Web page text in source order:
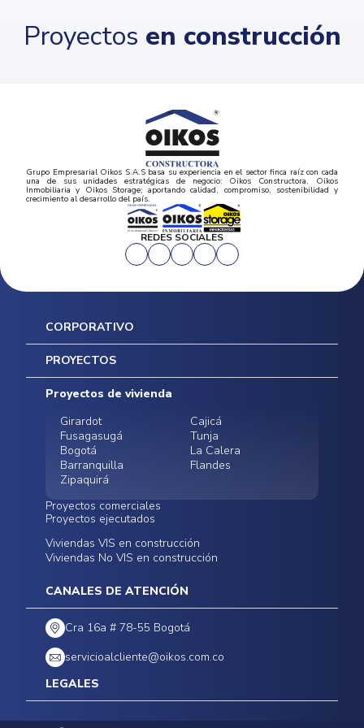
Proyectos en construcción
Grupo Empresarial Oikos S.A.S basa su experiencia en el sector finca raíz con cada
una de sus unidades estratégicas de negocio: Oikos Constructora, Oikos
Inmobiliaria y Oikos Storage; aportando calidad, compromiso, sostenibilidad y
crecimiento al desarrollo del país.
REDES SOCIALES
CORPORATIVO
Inicio
Mapa del sitio
Postventas
Contratación Directa
Noticias
PROYECTOS
Proyectos de vivienda
Girardot
Cajicá
Fusagasugá
Tunja
Bogotá
La Calera
Barranquilla
Flandes
Zipaquirá
Proyectos comerciales
Funza
Infinitum Zentral
Bodegas - ALMAX
Centro Comercial
Proyectos ejecutados
Conoce nuestros
proyectos ejecutados
Viviendas VIS en construcción
Viviendas No VIS en construcción
CANALES DE ATENCIÓN
Cra 16a # 78-55 Bogotá
servicioalcliente@oikos.com.co
LEGALES
Políticas de privacidad